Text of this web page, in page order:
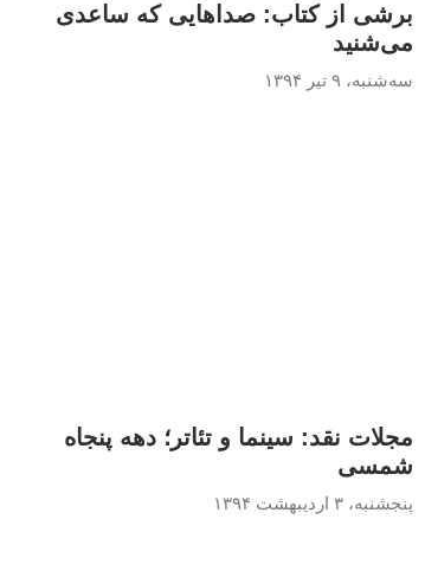
برشی از کتاب: صداهایی که ساعدی
می‌شنید
سه‌شنبه، ۹ تیر ۱۳۹۴
مجلات نقد: سینما و تئاتر؛ دهه پنجاه
شمسی
پنجشنبه، ۳ اردیبهشت ۱۳۹۴